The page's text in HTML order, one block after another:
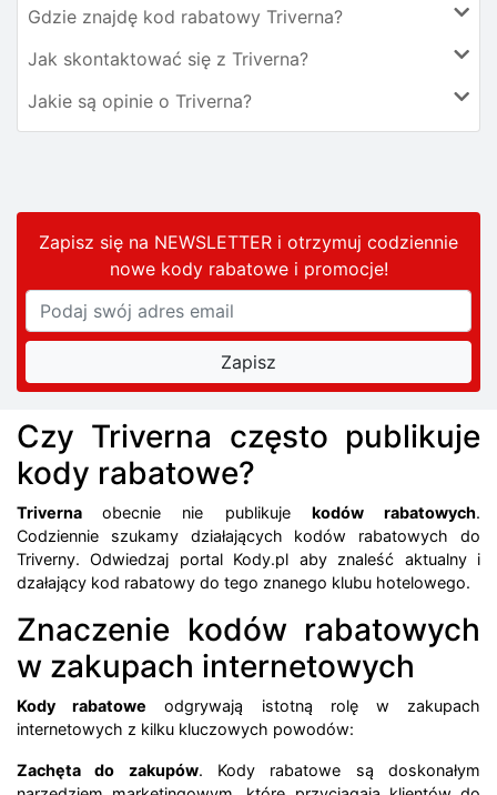
Gdzie znajdę kod rabatowy Triverna?
Jak skontaktować się z Triverna?
Jakie są opinie o Triverna?
Zapisz się na NEWSLETTER i otrzymuj codziennie
nowe kody rabatowei promocje!
Czy Triverna często publikuje
kody rabatowe?
Trivernaobecnie nie publikuje kodów rabatowych.
Codziennie szukamy działających kodów rabatowych do
Triverny. Odwiedzaj portal Kody.pl aby znaleść aktualny i
dzałający kod rabatowy do tego znanego klubu hotelowego.
Znaczenie kodów rabatowych
w zakupach internetowych
Kody rabatowe odgrywają istotną rolę w zakupach
internetowych z kilku kluczowych powodów:
Zachęta do zakupów. Kody rabatowe są doskonałym